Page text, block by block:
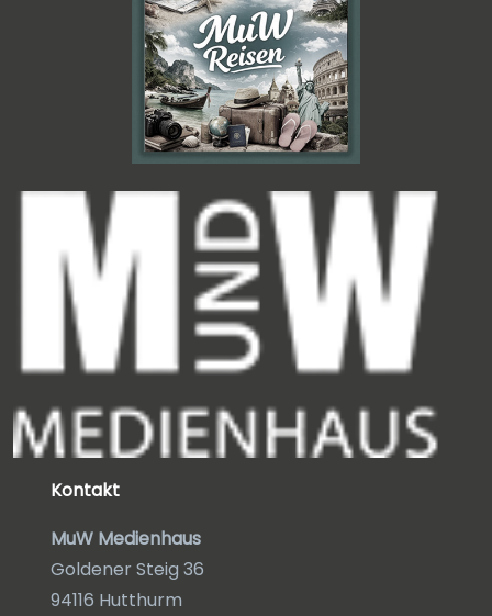
Kontakt
MuW Medienhaus
Goldener Steig 36
94116 Hutthurm